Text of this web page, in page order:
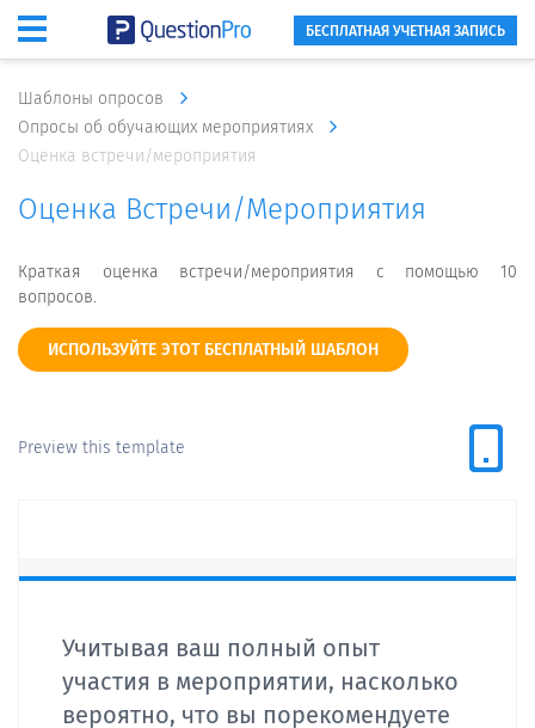
БЕСПЛАТНАЯ УЧЕТНАЯ ЗАПИСЬ
Шаблоны опросов
Опросы об обучающих мероприятиях
Оценка встречи/мероприятия
Оценка Встречи/мероприятия
Краткая оценка встречи/мероприятия с помощью 10
вопросов.
ИСПОЛЬЗУЙТЕ ЭТОТ БЕСПЛАТНЫЙ ШАБЛОН
Preview this template